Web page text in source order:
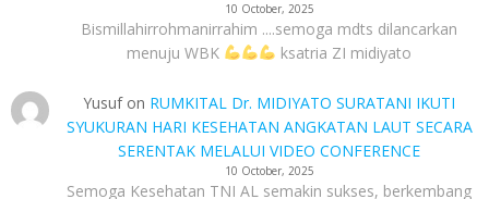
10 October, 2025
Bismillahirrohmanirrahim ....semoga mdts dilancarkan
menuju WBK
ksatria ZI midiyato
Yusufon RUMKITAL Dr. MIDIYATO SURATANI IKUTI
SYUKURAN HARI KESEHATAN ANGKATAN LAUT SECARA
SERENTAK MELALUI VIDEO CONFERENCE
10 October, 2025
Semoga Kesehatan TNI AL semakin sukses, berkembang